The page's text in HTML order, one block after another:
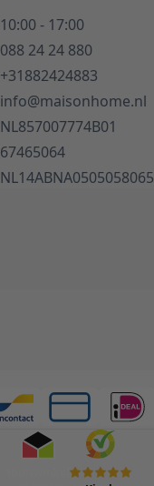
10:00 - 17:00
088 24 24 880
+31882424883
info@maisonhome.nl
NL857007774B01
67465064
NL14ABNA0505058065